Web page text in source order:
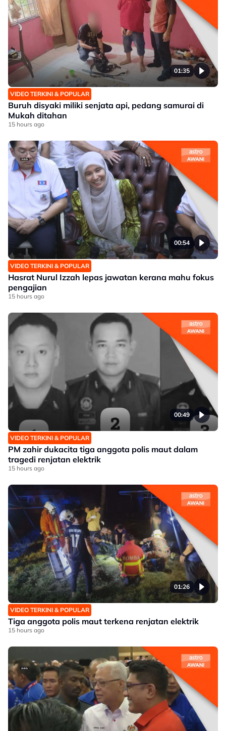
01:35
VIDEO TERKINI & POPULAR
Buruh disyaki miliki senjata api, pedang samurai di
Mukah ditahan
15 hours ago
00:54
VIDEO TERKINI & POPULAR
Hasrat Nurul Izzah lepas jawatan kerana mahu fokus
pengajian
15 hours ago
00:49
VIDEO TERKINI & POPULAR
PM zahir dukacita tiga anggota polis maut dalam
tragedi renjatan elektrik
15 hours ago
01:26
VIDEO TERKINI & POPULAR
Tiga anggota polis maut terkena renjatan elektrik
15 hours ago